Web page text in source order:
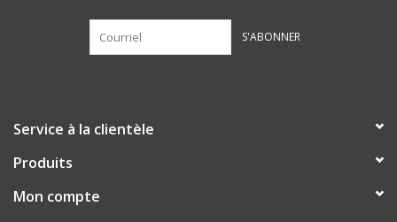
S'ABONNER
Service à la clientèle
Produits
Mon compte